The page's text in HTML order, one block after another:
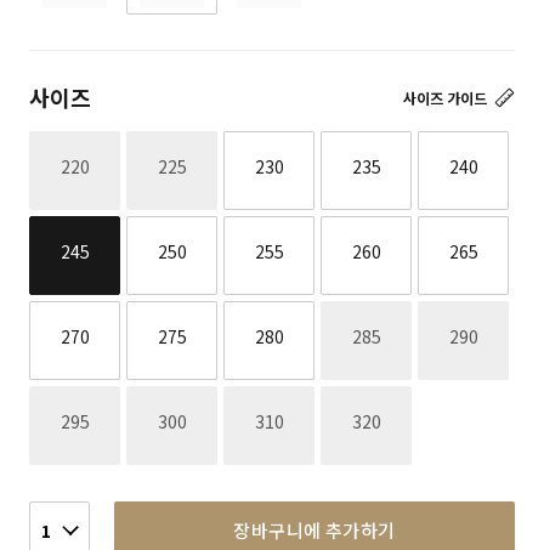
사이즈 가이드
사이즈
220재고없음 225재고없음 230 235 240
245 250 255 260 265
270 275 280 285재고없음 290재고없음
295재고없음 300재고없음 310재고없음 320재고없음
1 장바구니에 추가하기